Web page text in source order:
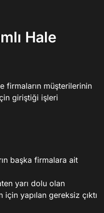
Hale
firmaların müşterilerinin
giriştiği işleri
başka firmalara ait
yarı dolu olan
yapılan gereksiz çıktı